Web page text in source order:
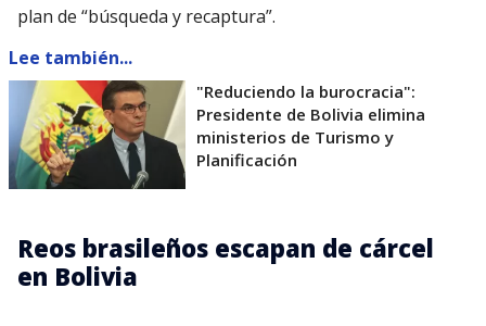
plan de “búsqueda y recaptura”.
Lee también...
"Reduciendo la burocracia":
Presidente de Bolivia elimina
ministerios de Turismo y
Planificación
Reos brasileños escapan de cárcel
en Bolivia